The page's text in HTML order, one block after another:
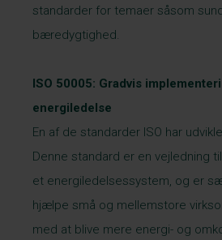
standarder for temaer såsom
bæredygtighed.
ISO 50005: Gradvis
energiledelse
En af de standarder ISO har
Denne standard er en vejledning
et energiledelsessystem, og er
hjælpe små og mellemstore
med at blive mere energi- og